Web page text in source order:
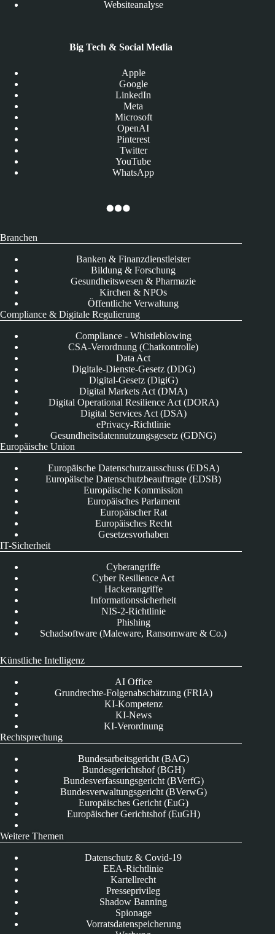
Websiteanalyse
Big Tech & Social Media
Apple
Google
LinkedIn
Meta
Microsoft
OpenAI
Pinterest
Twitter
YouTube
WhatsApp
Branchen
Banken & Finanzdienstleister
Bildung & Forschung
Gesundheitswesen & Pharmazie
Kirchen & NPOs
Öffentliche Verwaltung
Compliance & Digitale Regulierung
Compliance - Whistleblowing
CSA-Verordnung (Chatkontrolle)
Data Act
Digitale-Dienste-Gesetz (DDG)
Digital-Gesetz (DigiG)
Digital Markets Act (DMA)
Digital Operational Resilience Act (DORA)
Digital Services Act (DSA)
ePrivacy-Richtlinie
Gesundheitsdatennutzungsgesetz (GDNG)
Europäische Union
Europäische Datenschutzausschuss (EDSA)
Europäische Datenschutzbeauftragte (EDSB)
Europäische Kommission
Europäisches Parlament
Europäischer Rat
Europäisches Recht
Gesetzesvorhaben
IT-Sicherheit
Cyberangriffe
Cyber Resilience Act
Hackerangriffe
Informationssicherheit
NIS-2-Richtlinie
Phishing
Schadsoftware (Maleware, Ransomware & Co.)
Künstliche Intelligenz
AI Office
Grundrechte-Folgenabschätzung (FRIA)
KI-Kompetenz
KI-News
KI-Verordnung
Rechtsprechung
Bundesarbeitsgericht (BAG)
Bundesgerichtshof (BGH)
Bundesverfassungsgericht (BVerfG)
Bundesverwaltungsgericht (BVerwG)
Europäisches Gericht (EuG)
Europäischer Gerichtshof (EuGH)
Weitere Themen
Datenschutz & Covid-19
EEA-Richtlinie
Kartellrecht
Presseprivileg
Shadow Banning
Spionage
Vorratsdatenspeicherung